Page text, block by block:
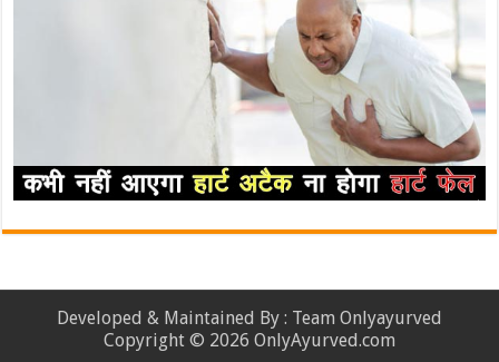
Developed & Maintained By : Team Onlyayurved
Copyright © 2026 OnlyAyurved.com